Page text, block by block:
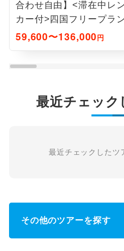
合わせ自由】<滞在中レ
カー付>四国フリープラ
日間
59,600〜136,000円
最近チェック
最近チェックしたツ
その他のツアーを探す